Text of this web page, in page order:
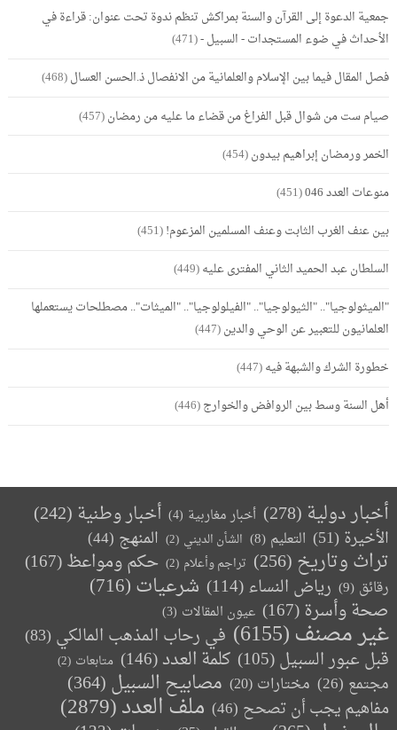
جمعية الدعوة إلى القرآن والسنة بمراكش تنظم ندوة تحت عنوان: قراءة في
الأحداث في ضوء المستجدات - السبيل -(471)
فصل المقال فيما بين الإسلام والعلمانية من الانفصال ذ.الحسن العسال(468)
صيام ست من شوال قبل الفراغ من قضاء ما عليه من رمضان(457)
الخمر ورمضان إبراهيم بيدون(454)
منوعات العدد 046
(451)
بين عنف الغرب الثابت وعنف المسلمين المزعوم!(451)
السلطان عبد الحميد الثاني المفترى عليه(449)
"الميثولوجيا".. "الثيولوجيا".. "الفيلولوجيا".. "الميثات".. مصطلحات يستعملها
العلمانيون للتعبير عن الوحي والدين(447)
خطورة الشرك والشبهة فيه(447)
أهل السنة وسط بين الروافض والخوارج(446)
أخبار دولية (278) أخبار مغاربية (4) أخبار وطنية(242)
الأخيرة (51) التعليم (8) الشأن الديني (2) المنهج (44)
تراث وتاريخ(256) تراجم وأعلام (2) حكم ومواعظ(167)
رقائق (9) رياض النساء(114) شرعيات(716)
صحة وأسرة(167) عيون المقالات (3)
غير مصنف(6155) في رحاب المذهب المالكي (83)
قبل عبور السبيل(105) كلمة العدد(146) متابعات (2)
مجتمع (26) مختارات (20) مصابيح السبيل(364)
مفاهيم يجب أن تصحح (46) ملف العدد(2879)